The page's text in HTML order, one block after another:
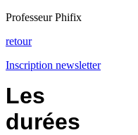
Professeur Phifix
retour
Inscription newsletter
Les
durées